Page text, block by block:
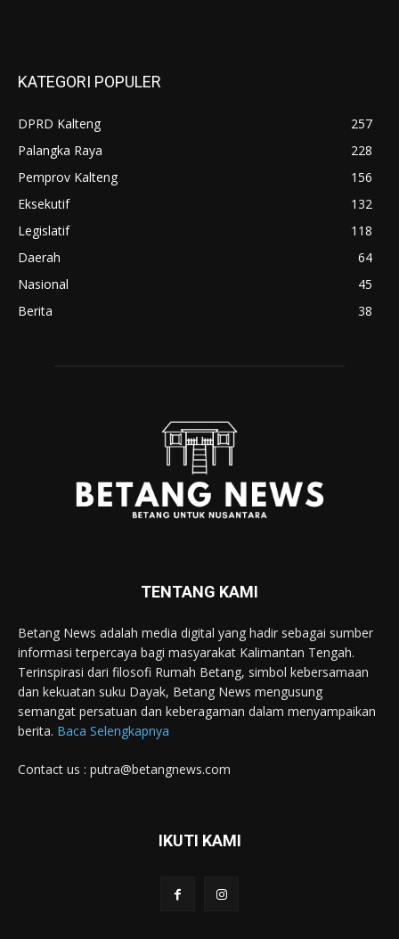
KATEGORI POPULER
DPRD Kalteng
257
Palangka Raya
228
Pemprov Kalteng
156
Eksekutif
132
Legislatif
118
Daerah
64
Nasional
45
Berita
38
TENTANG KAMI
Betang News adalah media digital yang hadir sebagai sumber
informasi terpercaya bagi masyarakat Kalimantan Tengah.
Terinspirasi dari filosofi Rumah Betang, simbol kebersamaan
dan kekuatan suku Dayak, Betang News mengusung
semangat persatuan dan keberagaman dalam menyampaikan
berita. Baca Selengkapnya
Contact us : putra@betangnews.com
IKUTI KAMI